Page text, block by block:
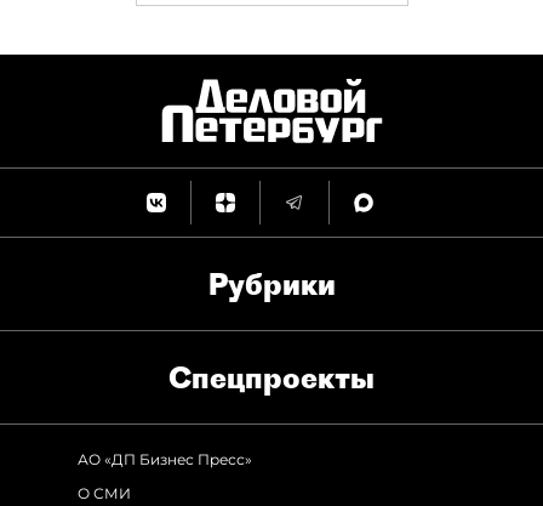
Рубрики
Спец­проекты
АО «ДП Бизнес Пресс»
О СМИ